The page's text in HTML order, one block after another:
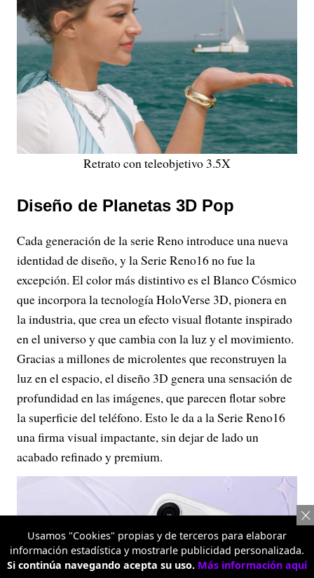
Retrato con teleobjetivo 3.5X
Diseño de Planetas 3D Pop
Cada generación de la serie Reno introduce una nueva
identidad de diseño, y la Serie Reno16 no fue la
excepción. El color más distintivo es el Blanco Cósmico
que incorpora la tecnología HoloVerse 3D, pionera en
la industria, que crea un efecto visual flotante inspirado
en el universo y que cambia con la luz y el movimiento.
Gracias a millones de microlentes que reconstruyen la
luz en el espacio, el diseño 3D genera una sensación de
profundidad en las imágenes, que parecen flotar sobre
la superficie del teléfono. Esto le da a la Serie Reno16
una firma visual impactante, sin dejar de lado un
acabado refinado y premium.
Usamos "Cookies" propias y de terceros para elaborar
información estadística y mostrarle publicidad personalizada.
Si continúa navegando acepta su uso. Más información aquí